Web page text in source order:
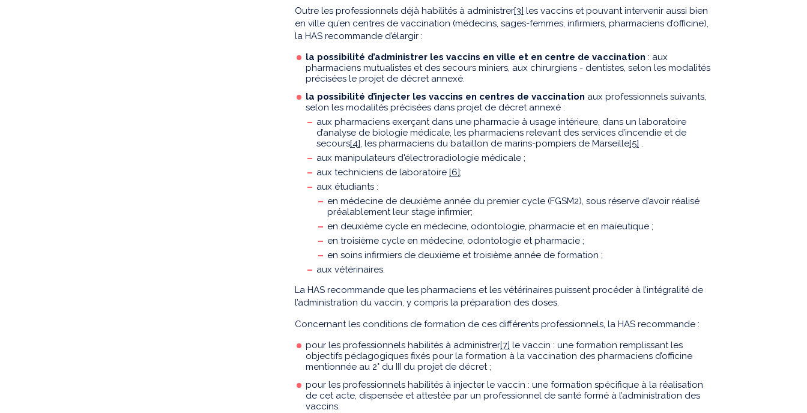
Outre les professionnels déjà habilités à administrer[3] les vaccins et pouvant intervenir aussi bien
en ville qu’en centres de vaccination (médecins, sages-femmes, infirmiers, pharmaciens d’officine),
la HAS recommande d’élargir :
la possibilité d’administrer les vaccins en ville et en centre de vaccination : aux
pharmaciens mutualistes et des secours miniers, aux chirurgiens - dentistes, selon les modalités
précisées le projet de décret annexé.
la possibilité d’injecter les vaccins en centres de vaccination aux professionnels suivants,
selon les modalités précisées dans projet de décret annexé :
aux pharmaciens exerçant dans une pharmacie à usage intérieure, dans un laboratoire
d’analyse de biologie médicale, les pharmaciens relevant des services d’incendie et de
secours[4], les pharmaciens du bataillon de marins-pompiers de Marseille[5] .
aux manipulateurs d'électroradiologie médicale ;
aux techniciens de laboratoire [6];
aux étudiants :
en médecine de deuxième année du premier cycle (FGSM2), sous réserve d’avoir réalisé
préalablement leur stage infirmier;
en deuxième cycle en médecine, odontologie, pharmacie et en maïeutique ;
en troisième cycle en médecine, odontologie et pharmacie ;
en soins infirmiers de deuxième et troisième année de formation ;
aux vétérinaires.
La HAS recommande que les pharmaciens et les vétérinaires puissent procéder à l’intégralité de
l’administration du vaccin, y compris la préparation des doses.
Concernant les conditions de formation de ces différents professionnels, la HAS recommande :
pour les professionnels habilités à administrer[7] le vaccin : une formation remplissant les
objectifs pédagogiques fixés pour la formation à la vaccination des pharmaciens d’officine
mentionnée au 2° du III du projet de décret ;
pour les professionnels habilités à injecter le vaccin : une formation spécifique à la réalisation
de cet acte, dispensée et attestée par un professionnel de santé formé à l’administration des
vaccins.